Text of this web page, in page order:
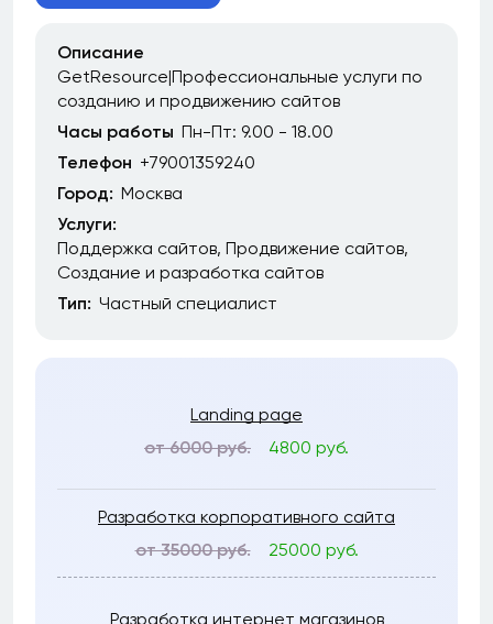
Описание
GetResource|Профессиональные услуги по
созданию и продвижению сайтов
Часы работы Пн-Пт: 9.00 - 18.00
Телефон +79001359240
Город: Москва
Услуги:
Поддержка сайтов Продвижение сайтов
Создание и разработка сайтов
Тип: Частный специалист
Landing page
от 6000 руб.
4800 руб.
Разработка корпоративного сайта
от 35000 руб.
25000 руб.
Разработка интернет магазинов